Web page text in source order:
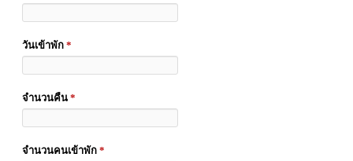
วันเข้าพัก *
จำนวนคืน *
จำนวนคนเข้าพัก *